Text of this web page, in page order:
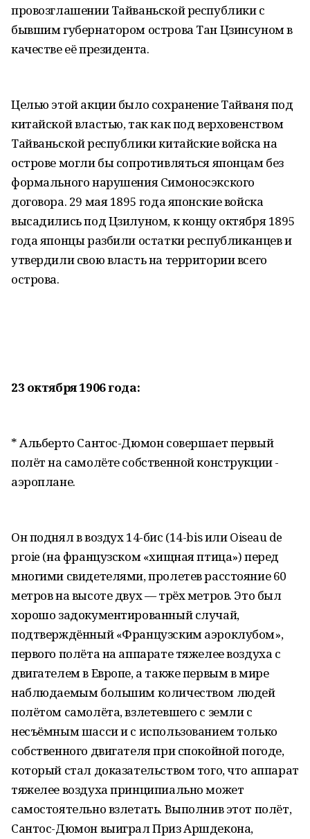
провозглашении Тайваньской республики с
бывшим губернатором острова Тан Цзинсуном в
качестве её президента.
Целью этой акции было сохранение Тайваня под
китайской властью, так как под верховенством
Тайваньской республики китайские войска на
острове могли бы сопротивляться японцам без
формального нарушения Симоносэкского
договора. 29 мая 1895 года японские войска
высадились под Цзилуном, к концу октября 1895
года японцы разбили остатки республиканцев и
утвердили свою власть на территории всего
острова.
23 октября 1906 года:
* Альберто Сантос-Дюмон совершает первый
полёт на самолёте собственной конструкции -
аэроплане.
Он поднял в воздух 14-бис (14-bis или Oiseau de
proie (на французском «хищная птица») перед
многими свидетелями, пролетев расстояние 60
метров на высоте двух — трёх метров. Это был
хорошо задокументированный случай,
подтверждённый «Французским аэроклубом»,
первого полёта на аппарате тяжелее воздуха с
двигателем в Европе, а также первым в мире
наблюдаемым большим количеством людей
полётом самолёта, взлетевшего с земли с
несъёмным шасси и с использованием только
собственного двигателя при спокойной погоде,
который стал доказательством того, что аппарат
тяжелее воздуха принципиально может
самостоятельно взлетать. Выполнив этот полёт,
Сантос-Дюмон выиграл Приз Аршдекона,